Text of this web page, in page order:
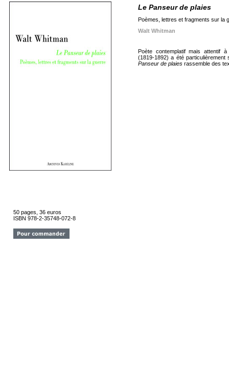
50 pages, 36 euros
ISBN 978-2-35748-072-8
Le Panseur de plaies
Poèmes, lettres et fragments sur la
Walt Whitman
Poète contemplatif mais attentif
(1819-1892) a été
Panseur de plaies rassemble des